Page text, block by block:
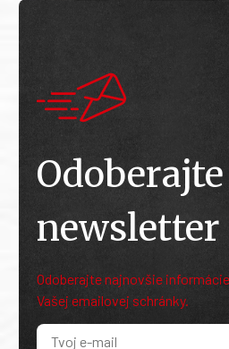
Odoberajte
newsletter
Odoberajte najnovšie
Vašej emailovej schránky.